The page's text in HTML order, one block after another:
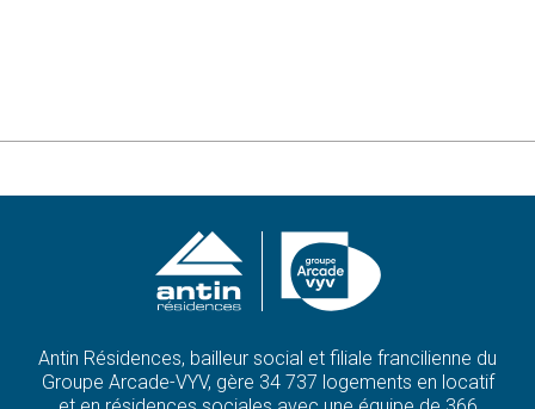
Antin Résidences, bailleur social et filiale francilienne du
Groupe Arcade-VYV, gère 34 737 logements en locatif